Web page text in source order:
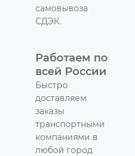
самовывоза
СДЭК.
Работаем по
всей России
Быстро
доставляем
заказы
транспортными
компаниями в
любой город